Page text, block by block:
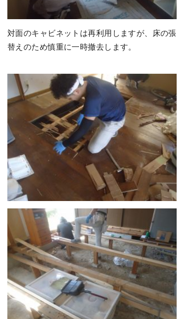
対面のキャビネットは再利用しますが、床の張
替えのため慎重に一時撤去します。